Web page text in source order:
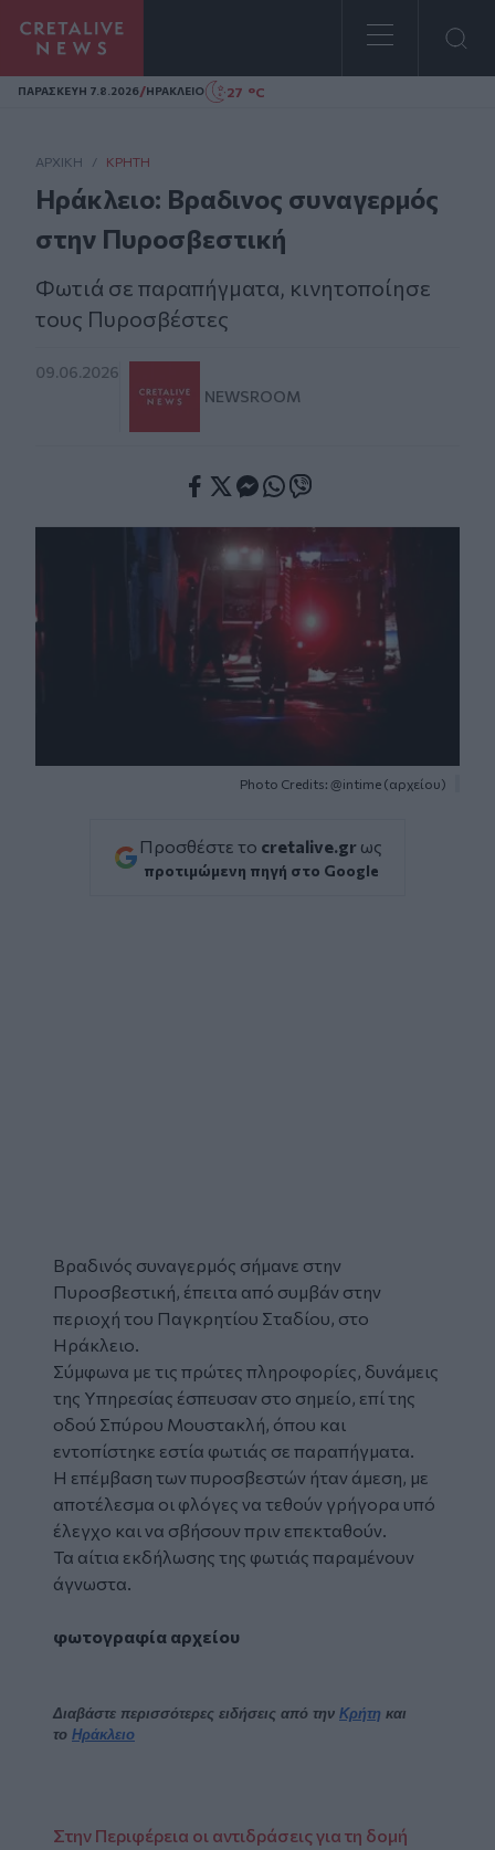
Homepage
ΠΑΡΑΣΚΕΥΗ 7.8.2026/ΗΡΑΚΛΕΙΟ 27 °C
ΑΡΧΙΚΗ / ΚΡΉΤΗ
Ηράκλειο: Βραδινος συναγερμός
στην Πυροσβεστική
Φωτιά σε παραπήγματα, κινητοποίησε
τους Πυροσβέστες
09.06.2026
NEWSROOM
Photo Credits: @intime (αρχείου)
Προσθέστε το cretalive.gr ως
προτιμώμενη πηγή στο Google
Βραδινός συναγερμός σήμανε στην
Πυροσβεστική, έπειτα από συμβάν στην
περιοχή του Παγκρητίου Σταδίου, στο
Ηράκλειο.
Σύμφωνα με τις πρώτες πληροφορίες, δυνάμεις
της Υπηρεσίας έσπευσαν στο σημείο, επί της
οδού Σπύρου Μουστακλή, όπου και
εντοπίστηκε εστία φωτιάς σε παραπήγματα.
Η επέμβαση των πυροσβεστών ήταν άμεση, με
αποτέλεσμα οι φλόγες να τεθούν γρήγορα υπό
έλεγχο και να σβήσουν πριν επεκταθούν.
Τα αίτια εκδήλωσης της φωτιάς παραμένουν
άγνωστα.
φωτογραφία αρχείου
Διαβάστε περισσότερες ειδήσεις από την Κρήτη και
το Ηράκλειο
Στην Περιφέρεια οι αντιδράσεις για τη δομή